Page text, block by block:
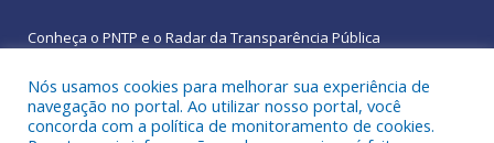
Conheça o PNTP e o Radar da Transparência Pública
Nós usamos cookies para melhorar sua experiência de
navegação no portal. Ao utilizar nosso portal, você
concorda com a política de monitoramento de cookies.